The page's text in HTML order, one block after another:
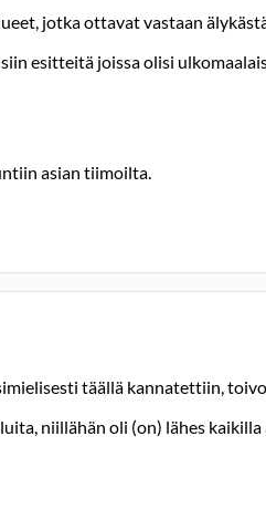
jotka ottavat vastaan
esitteitä joissa olisi
asian tiimoilta.
täällä kannatettiin,
niillähän oli (on) lähes